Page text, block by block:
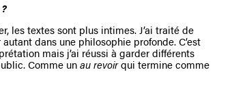
les textes sont plus intimes. J’ai traité de
dans une philosophie profonde. C’est
mais j’ai réussi à garder différents
Comme unau revoirqui termine comme